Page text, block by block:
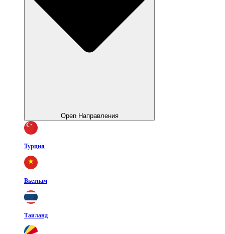
Open Направления
Турция
Вьетнам
Таиланд